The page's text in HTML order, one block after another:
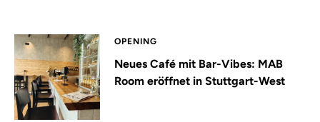
OPENING
Neues Café mit Bar-Vibes: MAB
Room eröffnet in Stuttgart-West